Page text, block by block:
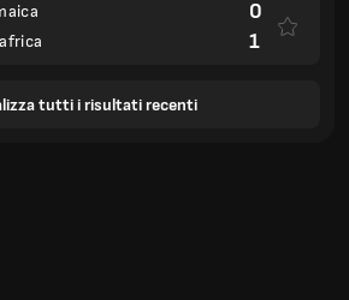
0
1
tutti i risultati recenti